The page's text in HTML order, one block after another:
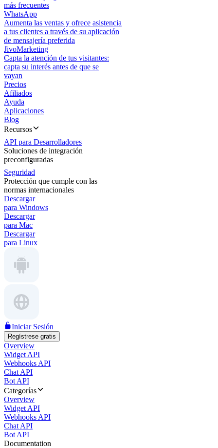
más frecuentes
WhatsApp
Aumenta las ventas y ofrece asistencia
a tus clientes a través de su aplicación
de mensajería preferida
JivoMarketing
Capta la atención de tus visitantes:
capta su interés antes de que se
vayan
Precios
Afiliados
Ayuda
Aplicaciones
Blog
Recursos
API para Desarrolladores
Soluciones de integración
preconfiguradas
Seguridad
Protección que cumple con las
normas internacionales
Descargar
para Windows
Descargar
para Mac
Descargar
para Linux
Iniciar Sesión
Regístrese gratis
Overview
Widget API
Webhooks API
Chat API
Bot API
Categorías
Overview
Widget API
Webhooks API
Chat API
Bot API
Documentation